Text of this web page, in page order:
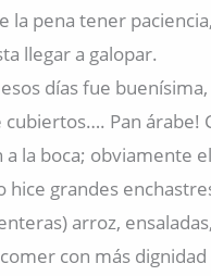
la pena tener
llegar a galopar.
días fue
Pan árabe!
la boca; obviamente
grandes
arroz,
con más